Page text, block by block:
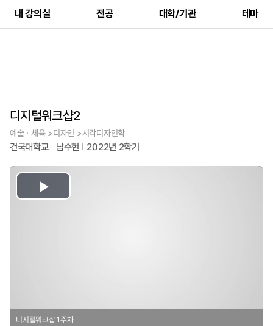
내 강의실 전공 대학/기관 테마
디지털워크샵2
예술ㆍ체육 >디자인 >시각디자인학
건국대학교 남수현 2022년 2학기
Play
디지털워크샵 1주차